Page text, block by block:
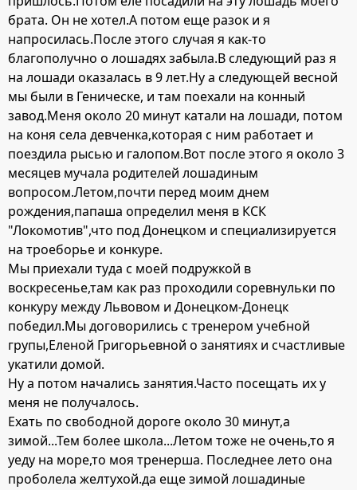
брата. Он не хотел.А потом еще разок и я
напросилась.После этого случая я как-то
благополучно о лошадях забыла.В следующий раз я
на лошади оказалась в 9 лет.Ну а следующей весной
мы были в Геническе, и там поехали на конный
завод.Меня около 20 минут катали на лошади, потом
на коня села девченка,которая с ним работает и
поездила рысью и галопом.Вот после этого я около 3
месяцев мучала родителей лошадиным
вопросом.Летом,почти перед моим днем
рождения,папаша определил меня в КСК
"Локомотив",что под Донецком и специализируется
на троеборье и конкуре.
Мы приехали туда с моей подружкой в
воскресенье,там как раз проходили соревнульки по
конкуру между Львовом и Донецком-Донецк
победил.Мы договорились с тренером учебной
групы,Еленой Григорьевной о занятиях и счастливые
укатили домой.
Ну а потом начались занятия.Часто посещать их у
меня не получалось.
Ехать по свободной дороге около 30 минут,а
зимой...Тем более школа...Летом тоже не очень,то я
уеду на море,то моя тренерша. Последнее лето она
проболела желтухой.да еще зимой лошадиные